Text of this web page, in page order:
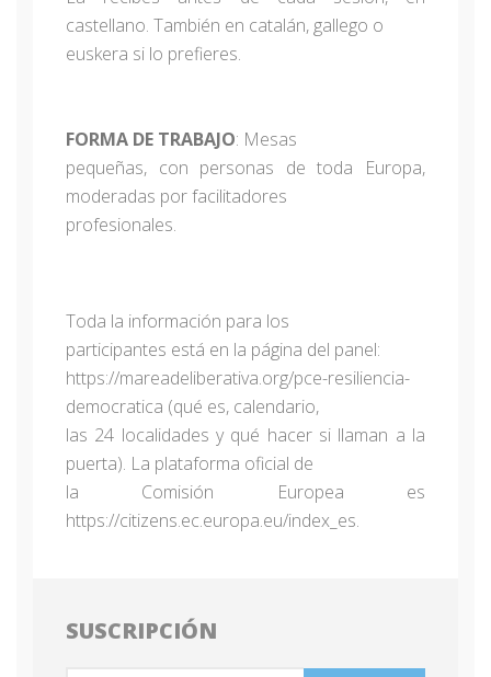
castellano. También en catalán, gallego o
euskera si lo prefieres.
FORMA DE TRABAJO: Mesas
pequeñas, con personas de toda Europa,
moderadas por facilitadores
profesionales.
Toda la información para los
participantes está en la página del panel:
https://mareadeliberativa.org/pce-resiliencia-
democratica (qué es, calendario,
las 24 localidades y qué hacer si llaman a la
puerta). La plataforma oficial de
la Comisión Europea es
https://citizens.ec.europa.eu/index_es.
SUSCRIPCIÓN